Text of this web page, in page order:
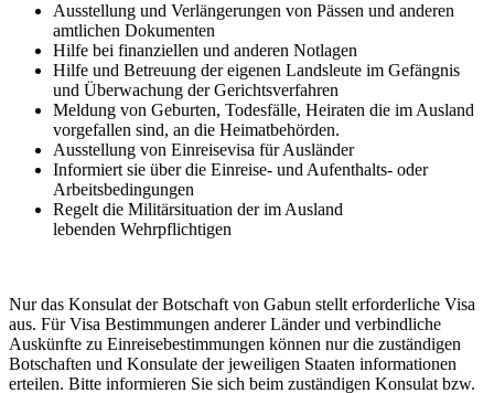
Ausstellung und Verlängerungen von Pässen und anderen
amtlichen Dokumenten
Hilfe bei finanziellen und anderen Notlagen
Hilfe und Betreuung der eigenen Landsleute im Gefängnis
und Überwachung der Gerichtsverfahren
Meldung von Geburten, Todesfälle, Heiraten die im Ausland
vorgefallen sind, an die Heimatbehörden.
Ausstellung von Einreisevisa für Ausländer
Informiert sie über die Einreise- und Aufenthalts- oder
Arbeitsbedingungen
Regelt die Militärsituation der im Ausland
lebenden Wehrpflichtigen
Nur das Konsulat der Botschaft von Gabun stellt erforderliche Visa
aus. Für Visa Bestimmungen anderer Länder und verbindliche
Auskünfte zu Einreisebestimmungen können nur die zuständigen
Botschaften und Konsulate der jeweiligen Staaten informationen
erteilen. Bitte informieren Sie sich beim zuständigen Konsulat bzw.